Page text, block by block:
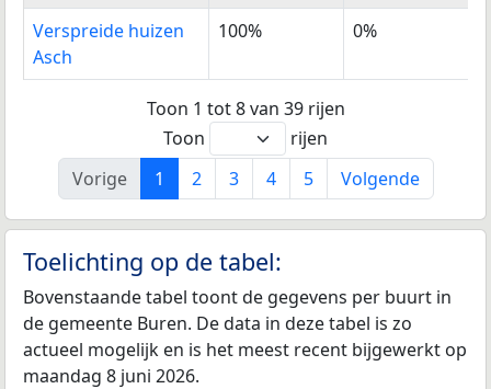
Verspreide huizen
Asch
100% 0%
Toon 1 tot 8 van 39 rijen
Toon
rijen
Vorige
1 2 3 4 5 Volgende
Toelichting op de tabel:
Bovenstaande tabel toont de gegevens per buurt in
de gemeente Buren. De data in deze tabel is zo
actueel mogelijk en is het meest recent bijgewerkt op
maandag 8 juni 2026.